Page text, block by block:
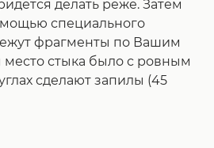
делать реже. Затем
специального
фрагменты по Вашим
стыка было с ровным
сделают запилы (45